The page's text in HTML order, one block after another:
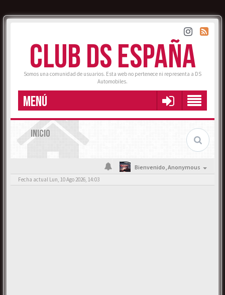
CLUB DS ESPAÑA
Somos una comunidad de usuarios. Esta web no pertenece ni representa a DS
Automobiles.
MENÚ
INICIO
Bienvenido,Anonymous
Fecha actual Lun, 10 Ago 2026, 14:03